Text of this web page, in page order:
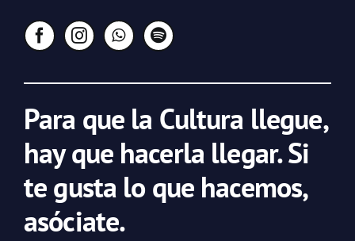
Para que la Cultura llegue,
hay que hacerla llegar. Si
te gusta lo que hacemos,
asóciate.